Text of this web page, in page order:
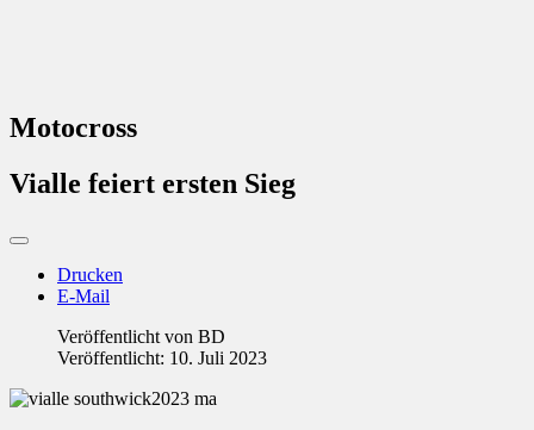
Motocross
Vialle feiert ersten Sieg
Drucken
E-Mail
Veröffentlicht von BD
Veröffentlicht: 10. Juli 2023